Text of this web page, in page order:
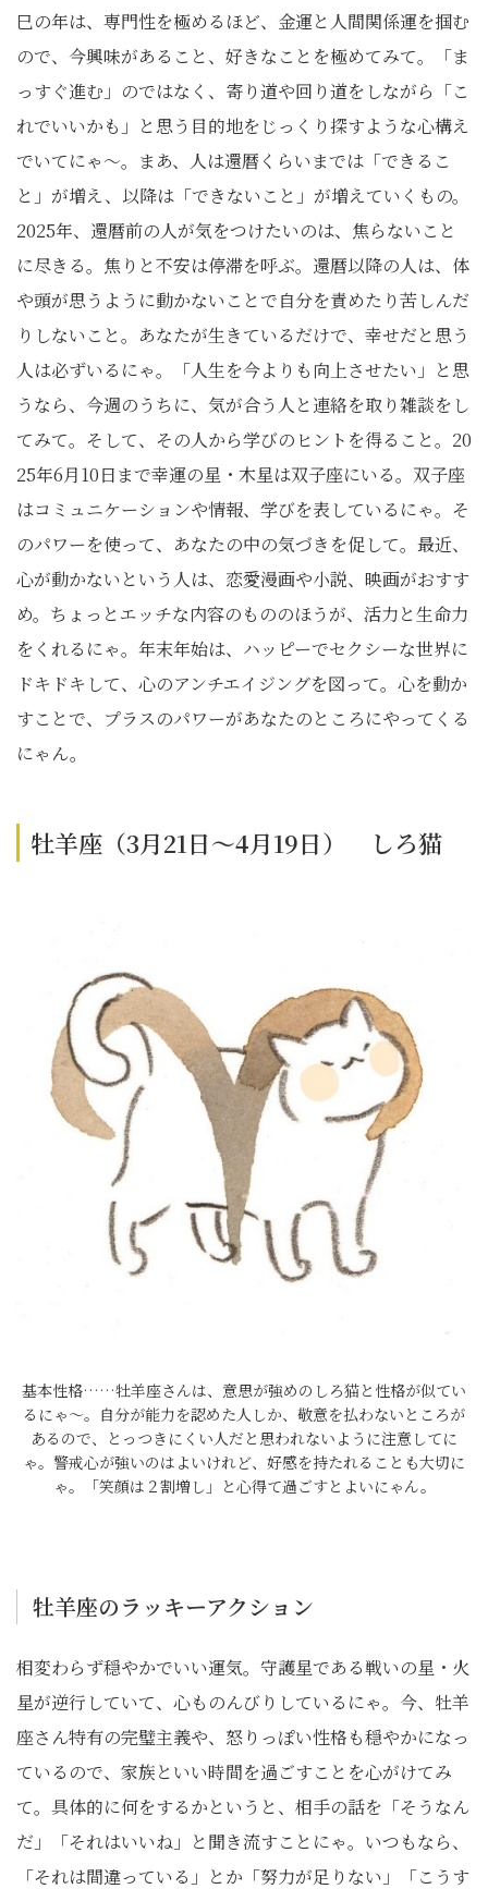
巳の年は、専門性を極めるほど、金運と人間関係運を掴む
ので、今興味があること、好きなことを極めてみて。「ま
っすぐ進む」のではなく、寄り道や回り道をしながら「こ
れでいいかも」と思う目的地をじっくり探すような心構え
でいてにゃ〜。まあ、人は還暦くらいまでは「できるこ
と」が増え、以降は「できないこと」が増えていくもの。
2025年、還暦前の人が気をつけたいのは、焦らないこと
に尽きる。焦りと不安は停滞を呼ぶ。還暦以降の人は、体
や頭が思うように動かないことで自分を責めたり苦しんだ
りしないこと。あなたが生きているだけで、幸せだと思う
人は必ずいるにゃ。「人生を今よりも向上させたい」と思
うなら、今週のうちに、気が合う人と連絡を取り雑談をし
てみて。そして、その人から学びのヒントを得ること。20
25年6月10日まで幸運の星・木星は双子座にいる。双子座
はコミュニケーションや情報、学びを表しているにゃ。そ
のパワーを使って、あなたの中の気づきを促して。最近、
心が動かないという人は、恋愛漫画や小説、映画がおすす
め。ちょっとエッチな内容のもののほうが、活力と生命力
をくれるにゃ。年末年始は、ハッピーでセクシーな世界に
ドキドキして、心のアンチエイジングを図って。心を動か
すことで、プラスのパワーがあなたのところにやってくる
にゃん。
牡羊座（3月21日～4月19日） しろ猫
基本性格……牡羊座さんは、意思が強めのしろ猫と性格が似てい
るにゃ～。自分が能力を認めた人しか、敬意を払わないところが
あるので、とっつきにくい人だと思われないように注意してに
ゃ。警戒心が強いのはよいけれど、好感を持たれることも大切に
ゃ。「笑顔は２割増し」と心得て過ごすとよいにゃん。
牡羊座のラッキーアクション
相変わらず穏やかでいい運気。守護星である戦いの星・火
星が逆行していて、心ものんびりしているにゃ。今、牡羊
座さん特有の完璧主義や、怒りっぽい性格も穏やかになっ
ているので、家族といい時間を過ごすことを心がけてみ
て。具体的に何をするかというと、相手の話を「そうなん
だ」「それはいいね」と聞き流すことにゃ。いつもなら、
「それは間違っている」とか「努力が足りない」「こうす